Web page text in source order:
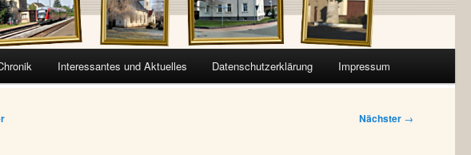
Interessantes und Aktuelles Datenschutzerklärung Impressum
Nächster →